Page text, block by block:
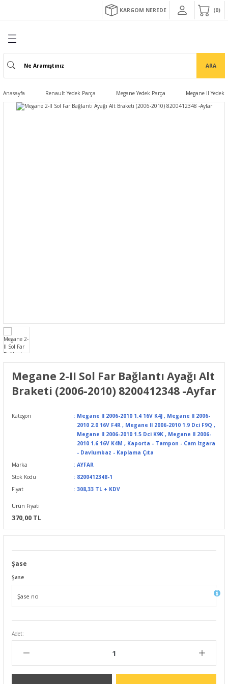
KARGOM NEREDE 0
ARA
Anasayfa Renault Yedek Parça Megane Yedek Parça Megane II Yedek
Megane 2-II Sol Far Bağlantı Ayağı Alt
Braketi (2006-2010) 8200412348 -Ayfar
Kategori Megane II 2006-2010 1.4 16V K4J , Megane II 2006-
2010 2.0 16V F4R , Megane II 2006-2010 1.9 Dci F9Q ,
Megane II 2006-2010 1.5 Dci K9K , Megane II 2006-
2010 1.6 16V K4M , Kaporta - Tampon - Cam Izgara
- Davlumbaz - Kaplama Çıta
Marka
AYFAR
Stok Kodu
8200412348-1
Fiyat
308,33 TL + KDV
Ürün Fiyatı
370,00 TL
Şase
Şase
Adet: